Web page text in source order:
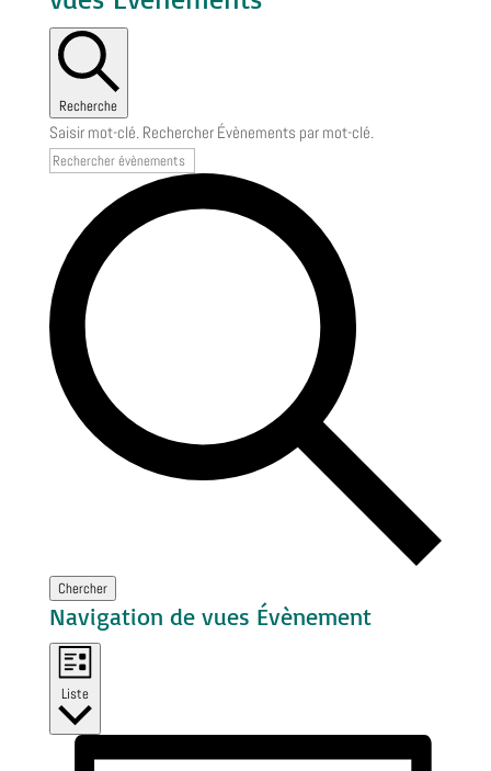
Recherche
Saisir mot-clé. Rechercher Évènements par mot-clé.
Chercher
Navigation de vues Évènement
Liste